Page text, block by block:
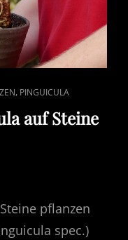
, PINGUICULA
auf Steine
pflanzen
spec.)